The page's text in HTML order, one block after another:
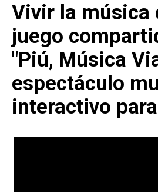
Vivir la música
juego
"Piú, Música
espectáculo
interactivo